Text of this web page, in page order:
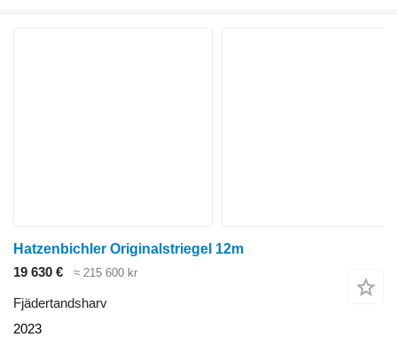
Hatzenbichler Originalstriegel 12m
19 630 €
≈ 215 600 kr
Fjädertandsharv
2023